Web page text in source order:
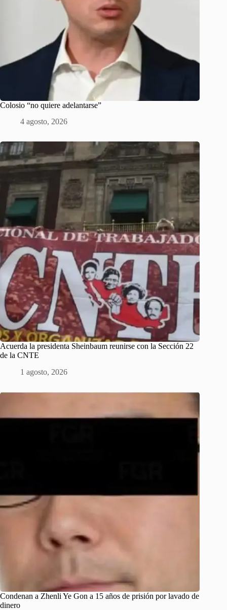
Colosio “no quiere adelantarse”
4 agosto, 2026
Acuerda la presidenta Sheinbaum reunirse con la Sección 22
de la CNTE
1 agosto, 2026
Condenan a Zhenli Ye Gon a 15 años de prisión por lavado de
dinero